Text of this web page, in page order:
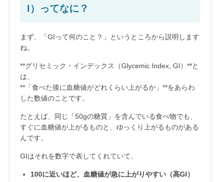
I）ってなに？
まず、「GIって何のこと？」というところから説明します
ね。
**グリセミック・インデックス（Glycemic Index, GI）**と
は、
**「食べた後に血糖値がどれくらい上がるか」**をあらわ
した数値のことです。
たとえば、同じ「50gの糖質」を含んでいる食べ物でも、
すぐに血糖値が上がるものと、ゆっくり上がるものがある
んです。
GIはそれを数字で表してくれていて、
100に近いほど、血糖値が急に上がりやすい（高GI）